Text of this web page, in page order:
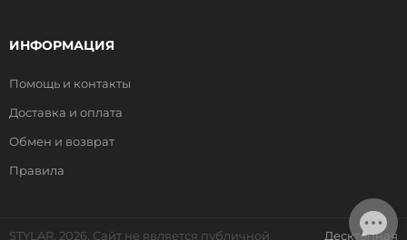
ИНФОРМАЦИЯ
Помощь и контакты
Доставка и оплата
Обмен и возврат
Правила
STYLAR, 2026. Сайт не является публичной Десктопная